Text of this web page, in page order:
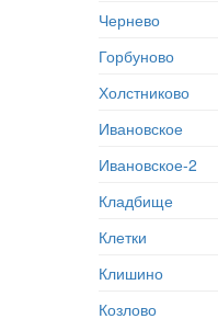
Чернево
Горбуново
Холстниково
Ивановское
Ивановское-2
Кладбище
Клетки
Клишино
Козлово